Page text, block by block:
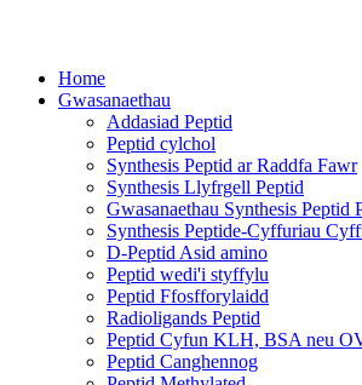
Home
Gwasanaethau
Addasiad Peptid
Peptid cylchol
Synthesis Peptid ar Raddfa Fawr
Synthesis Llyfrgell Peptid
Gwasanaethau Synthesis Peptid
Synthesis Peptide-Cyffuriau
D-Peptid Asid amino
Peptid wedi'i styffylu
Peptid Ffosfforylaidd
Radioligands Peptid
Peptid Cyfun KLH, BSA neu
Peptid Canghennog